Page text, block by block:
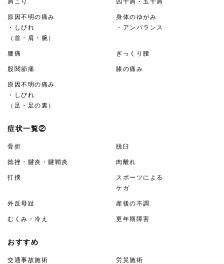
原因不明の痛み
・しびれ
（首・肩・腕）
身体のゆがみ
・アンバランス
腰痛 ぎっくり腰
股関節痛 膝の痛み
原因不明の痛み
・しびれ
（足・足の裏）
症状一覧②
骨折 脱臼
捻挫・腱炎・腱鞘炎 肉離れ
打撲
スポーツによる
ケガ
外反母趾 産後の不調
むくみ・冷え 更年期障害
おすすめ
交通事故施術 労災施術